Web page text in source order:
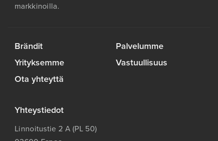
markkinoilla.
Brändit
Palvelumme
Yrityksemme
Vastuullisuus
Ota yhteyttä
Yhteystiedot
Linnoitustie 2 A (PL 50)